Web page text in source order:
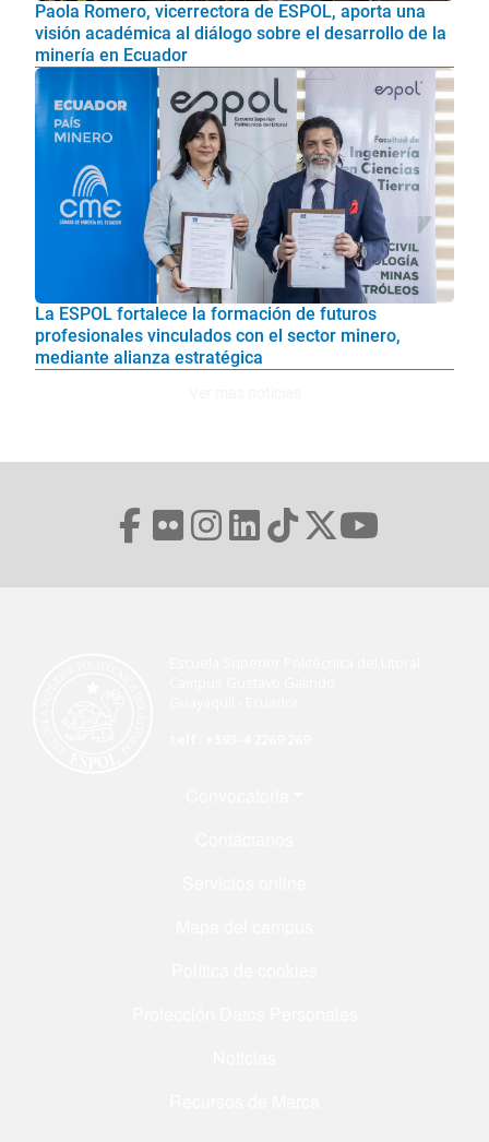
Paola Romero, vicerrectora de ESPOL, aporta una
visión académica al diálogo sobre el desarrollo de la
minería en Ecuador
La ESPOL fortalece la formación de futuros
profesionales vinculados con el sector minero,
mediante alianza estratégica